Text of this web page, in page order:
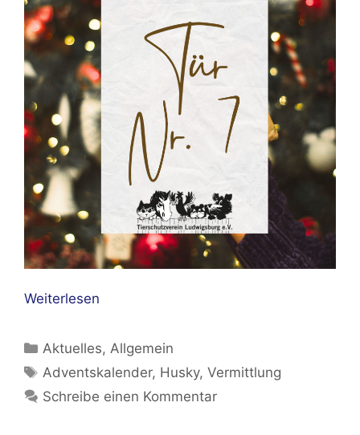
Weiterlesen
Kategorien
Aktuelles,Allgemein
Schlagwörter
Adventskalender, Husky,Vermittlung
Schreibe einen Kommentar